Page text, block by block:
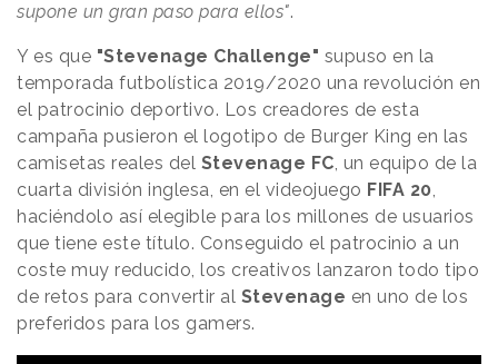
supone un gran paso para ellos".
Y es que "Stevenage Challenge" supuso en la
temporada futbolística 2019/2020 una revolución en
el patrocinio deportivo. Los creadores de esta
campaña pusieron el logotipo de Burger King en las
camisetas reales del Stevenage FC, un equipo de la
cuarta división inglesa, en el videojuego FIFA 20,
haciéndolo así elegible para los millones de usuarios
que tiene este título. Conseguido el patrocinio a un
coste muy reducido, los creativos lanzaron todo tipo
de retos para convertir al Stevenage en uno de los
preferidos para los gamers.